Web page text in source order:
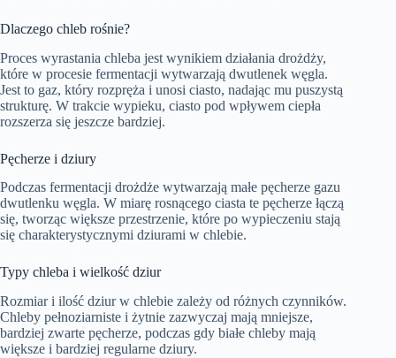
Dlaczego chleb rośnie?
Proces wyrastania chleba jest wynikiem działania drożdży,
które w procesie fermentacji wytwarzają dwutlenek węgla.
Jest to gaz, który rozpręża i unosi ciasto, nadając mu puszystą
strukturę. W trakcie wypieku, ciasto pod wpływem ciepła
rozszerza się jeszcze bardziej.
Pęcherze i dziury
Podczas fermentacji drożdże wytwarzają małe pęcherze gazu
dwutlenku węgla. W miarę rosnącego ciasta te pęcherze łączą
się, tworząc większe przestrzenie, które po wypieczeniu stają
się charakterystycznymi dziurami w chlebie.
Typy chleba i wielkość dziur
Rozmiar i ilość dziur w chlebie zależy od różnych czynników.
Chleby pełnoziarniste i żytnie zazwyczaj mają mniejsze,
bardziej zwarte pęcherze, podczas gdy białe chleby mają
większe i bardziej regularne dziury.